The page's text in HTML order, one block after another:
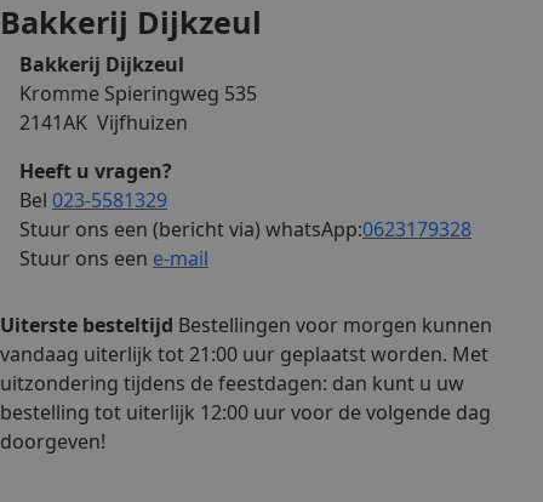
Bakkerij Dijkzeul
Bakkerij Dijkzeul
Kromme Spieringweg 535
2141AK Vijfhuizen
Heeft u vragen?
Bel 023-5581329
Stuur ons een (bericht via) whatsApp:0623179328
Stuur ons een e-mail
Uiterste besteltijd Bestellingen voor morgen kunnen
vandaag uiterlijk tot 21:00 uur geplaatst worden. Met
uitzondering tijdens de feestdagen: dan kunt u uw
bestelling tot uiterlijk 12:00 uur voor de volgende dag
doorgeven!